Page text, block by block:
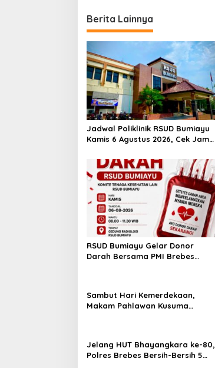
Berita Lainnya
Jadwal Poliklinik RSUD Bumiayu
Kamis 6 Agustus 2026, Cek Jam
Berkunjung
RSUD Bumiayu Gelar Donor
Darah Bersama PMI Brebes
Sambut Hari Kemerdekaan,
Makam Pahlawan Kusuma
Jelang HUT Bhayangkara ke-80,
Polres Brebes Bersih-Bersih 5